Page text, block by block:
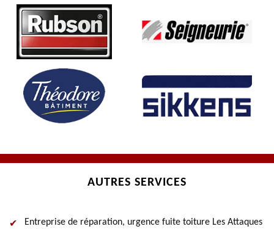
AUTRES SERVICES
Entreprise de réparation, urgence fuite toiture Les Attaques